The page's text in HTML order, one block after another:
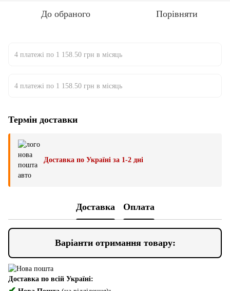
До обраного Порівняти
4 платежі по 1 158.50 грн в місяць
4 платежі по 1 158.50 грн в місяць
Термін доставки
Доставка по Україні за 1-2 дні
Доставка Оплата
Варіанти отримання товару:
Доставка по всій Україні: